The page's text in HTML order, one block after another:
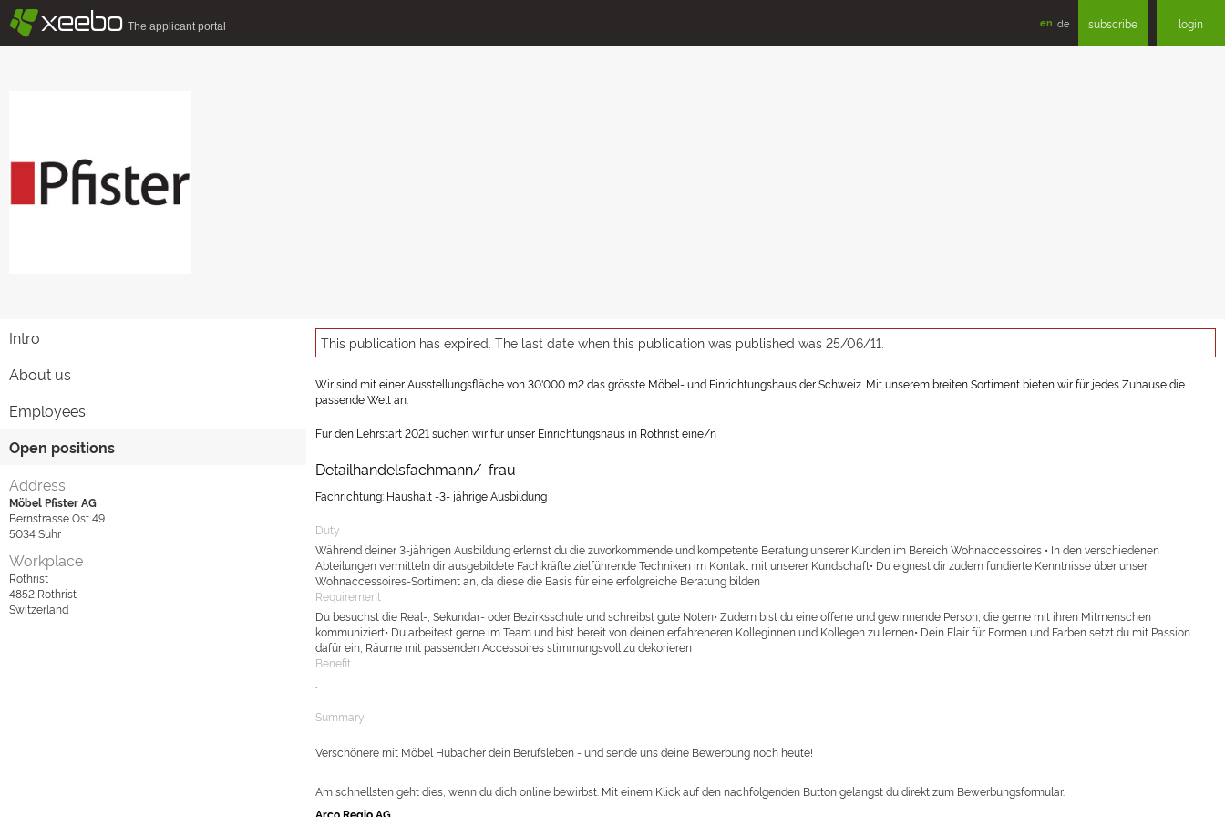
§xeebo The applicant portal en de subscribe login
Intro
About us
Employees
Open positions
Address
Möbel Pfister AG
Bernstrasse Ost 49
5034Suhr
Workplace
Rothrist
4852 Rothrist
Switzerland
This publication has expired. The last date when this publication was published was 25/06/11.
Wir sind mit einer Ausstellungsfläche von 30'000 m2 das grösste Möbel- und Einrichtungshaus der Schweiz. Mit unserem breiten Sortiment bieten wir für jedes Zuhause die
passende Welt an.
Für den Lehrstart 2021 suchen wir für unser Einrichtungshaus in Rothrist eine/n
Detailhandelsfachmann/-frau
Fachrichtung: Haushalt -3- jährige Ausbildung
Duty
Während deiner 3-jährigen Ausbildung erlernst du die zuvorkommende und kompetente Beratung unserer Kunden im Bereich Wohnaccessoires • In den verschiedenen
Abteilungen vermitteln dir ausgebildete Fachkräfte zielführende Techniken im Kontakt mit unserer Kundschaft• Du eignest dir zudem fundierte Kenntnisse über unser
Wohnaccessoires-Sortiment an, da diese die Basis für eine erfolgreiche Beratung bilden
Requirement
Du besuchst die Real-, Sekundar- oder Bezirksschule und schreibst gute Noten• Zudem bist du eine offene und gewinnende Person, die gerne mit ihren Mitmenschen
kommuniziert• Du arbeitest gerne im Team und bist bereit von deinen erfahreneren Kolleginnen und Kollegen zu lernen• Dein Flair für Formen und Farben setzt du mit Passion
dafür ein, Räume mit passenden Accessoires stimmungsvoll zu dekorieren
Benefit
Summary
Verschönere mit Möbel Hubacher dein Berufsleben - und sende uns deine Bewerbung noch heute!
Am schnellsten geht dies, wenn du dich online bewirbst. Mit einem Klick auf den nachfolgenden Button gelangst du direkt zum Bewerbungsformular.
Arco Regio AG